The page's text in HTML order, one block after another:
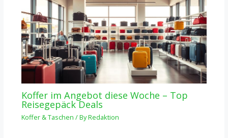
Koffer im Angebot diese Woche – Top
Reisegepäck Deals
Koffer & Taschen / ByRedaktion